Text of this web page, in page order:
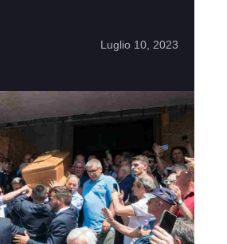
Luglio 10, 2023